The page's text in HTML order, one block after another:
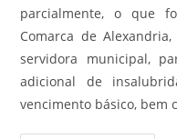
parcialmente, o que
Comarca de
servidora municipal,
adicional de
vencimento básico, bem